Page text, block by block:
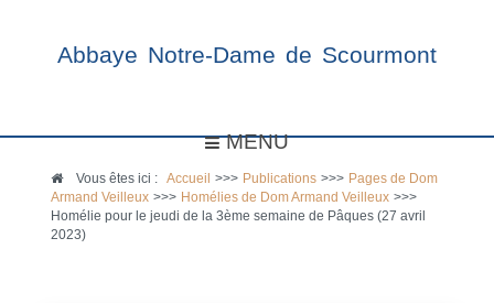
Abbaye Notre-Dame de Scourmont
MENU
Vous êtes ici :Accueil >>> Publications >>> Pages de Dom
Armand Veilleux >>> Homélies de Dom Armand Veilleux >>>
Homélie pour le jeudi de la 3ème semaine de Pâques (27 avril
2023)